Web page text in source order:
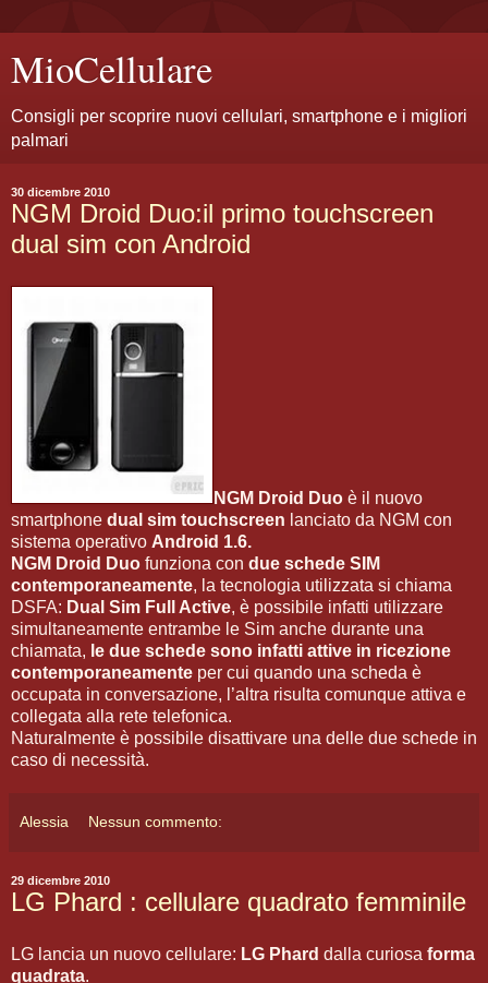
MioCellulare
Consigli per scoprire nuovi cellulari, smartphone e i migliori
palmari
30 dicembre 2010
NGM Droid Duo:il primo touchscreen
dual sim con Android
NGM Droid Duo è il nuovo
smartphone dual sim touchscreen lanciato da NGM con
sistema operativo Android 1.6.
NGM Droid Duo funziona con due schede SIM
contemporaneamente, la tecnologia utilizzata si chiama
DSFA: Dual Sim Full Active, è possibile infatti utilizzare
simultaneamente entrambe le Sim anche durante una
chiamata, le due schede sono infatti attive in ricezione
contemporaneamente per cui quando una scheda è
occupata in conversazione, l’altra risulta comunque attiva e
collegata alla rete telefonica.
Naturalmente è possibile disattivare una delle due schede in
caso di necessità.
Alessia Nessun commento:
29 dicembre 2010
LG Phard : cellulare quadrato femminile
LG lancia un nuovo cellulare: LG Phard dalla curiosa forma
quadrata.